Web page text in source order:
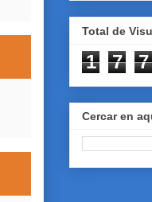
Total de
1 7 7
Cercar en